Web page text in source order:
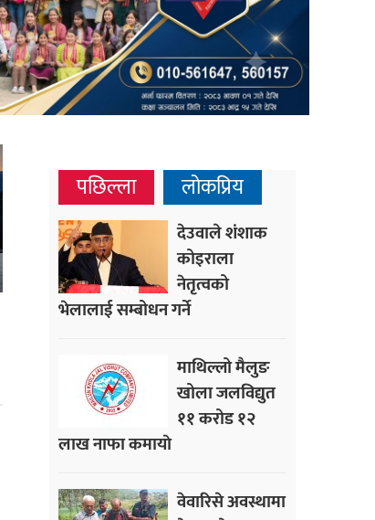
पछिल्ला लोकप्रिय
देउवाले शंशाक
कोइराला
नेतृत्वको
भेलालाई सम्बोधन गर्ने
माथिल्लो मैलुङ
खोला जलविद्युत
११ करोड १२
लाख नाफा कमायाे
वेवारिसे अवस्थामा